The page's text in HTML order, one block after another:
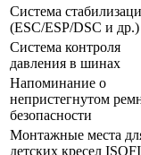
Система
(ESC/ESP/DSC и др.)
Система контроля
давления в шинах
Напоминание о
непристегнутом
безопасности
Монтажные места
детских кресел